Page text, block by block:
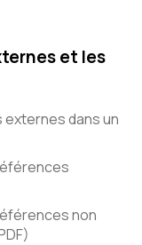
et les
dans un
non